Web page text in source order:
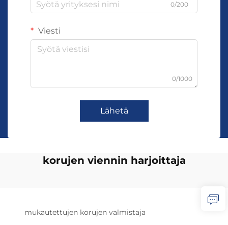
0/200
Viesti
0/1000
Lähetä
korujen viennin harjoittaja
mukautettujen korujen valmistaja